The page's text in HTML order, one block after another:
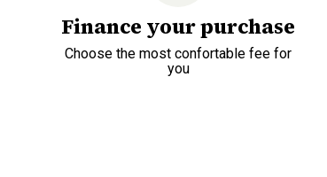
Finance your purchase
Choose the most confortable fee for
you